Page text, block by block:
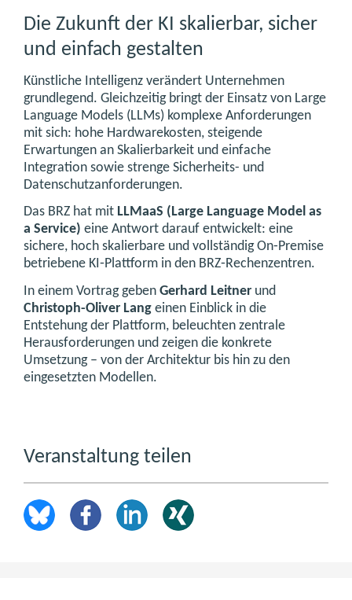
Die Zukunft der KI skalierbar, sicher
und einfach gestalten
Künstliche Intelligenz verändert Unternehmen
grundlegend. Gleichzeitig bringt der Einsatz von Large
Language Models (LLMs) komplexe Anforderungen
mit sich: hohe Hardwarekosten, steigende
Erwartungen an Skalierbarkeit und einfache
Integration sowie strenge Sicherheits- und
Datenschutzanforderungen.
Das BRZ hat mit LLMaaS (Large Language Model as
a Service) eine Antwort darauf entwickelt: eine
sichere, hoch skalierbare und vollständig On‑Premise
betriebene KI‑Plattform in den BRZ‑Rechenzentren.
In einem Vortrag geben Gerhard Leitner und
Christoph-Oliver Lang einen Einblick in die
Entstehung der Plattform, beleuchten zentrale
Herausforderungen und zeigen die konkrete
Umsetzung – von der Architektur bis hin zu den
eingesetzten Modellen.
Veranstaltung teilen